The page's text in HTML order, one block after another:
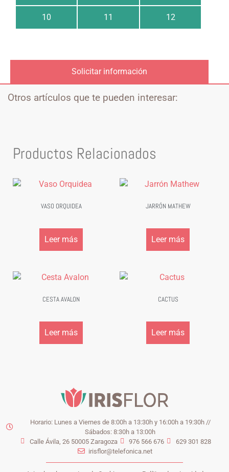
10 11 12
Solicitar información
Otros artículos que te pueden interesar:
Productos Relacionados
VASO ORQUIDEA
Leer más
JARRÓN MATHEW
Leer más
CESTA AVALON
Leer más
CACTUS
Leer más
Horario: Lunes a Viernes de 8:00h a 13:30h y 16:00h a 19:30h //
Sábados: 8:30h a 13:00h
Calle Ávila, 26 50005 Zaragoza
976 566 676
629 301 828
irisflor@telefonica.net